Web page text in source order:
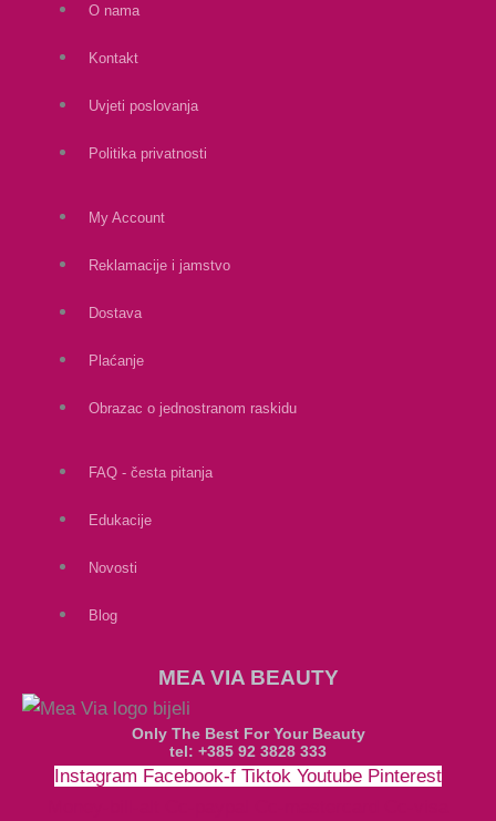
O nama
Kontakt
Uvjeti poslovanja
Politika privatnosti
My Account
Reklamacije i jamstvo
Dostava
Plaćanje
Obrazac o jednostranom raskidu
FAQ - česta pitanja
Edukacije
Novosti
Blog
MEA VIA BEAUTY
Only The Best For Your Beauty
tel: +385 92 3828 333
Instagram Facebook-f Tiktok Youtube Pinterest